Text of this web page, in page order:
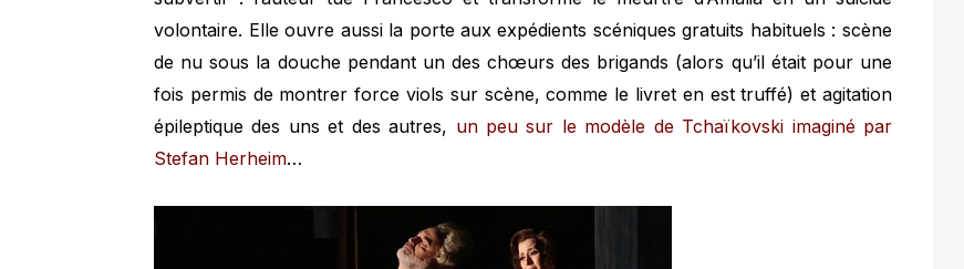
volontaire. Elle ouvre aussi la porte aux expédients scéniques gratuits habituels : scène
de nu sous la douche pendant un des chœurs des brigands (alors qu’il était pour une
fois permis de montrer force viols sur scène, comme le livret en est truffé) et agitation
épileptique des uns et des autres, un peu sur le modèle de Tchaïkovski imaginé par
Stefan Herheim…